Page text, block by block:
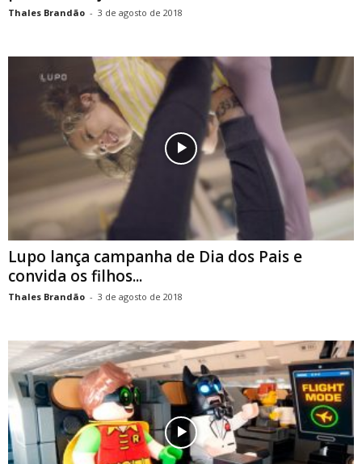
Thales Brandão - 3 de agosto de 2018
Lupo lança campanha de Dia dos Pais e
convida os filhos...
Thales Brandão - 3 de agosto de 2018